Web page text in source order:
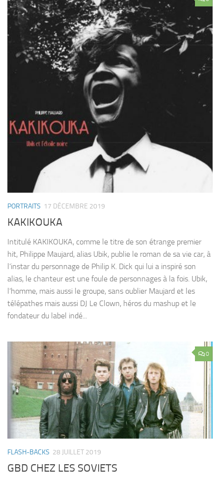
PORTRAITS 17 DÉCEMBRE 2019
KAKIKOUKA
Intitulé KAKIKOUKA, comme le titre de son étrange premier
hit, Philippe Maujard, alias Ubik, publie le roman de sa vie car, à
l’instar du personnage de Philip K. Dick qui lui a inspiré son
alias, le chanteur est une foule de personnages à la fois. Ubik,
l’homme, mais aussi le groupe, sans oublier Maujard et les
télépathes mais aussi DJ Le Clown, héros du mashup et le
fondateur du label indé...
0
FLASH-BACKS 28 JUILLET 2019
GBD CHEZ LES SOVIETS